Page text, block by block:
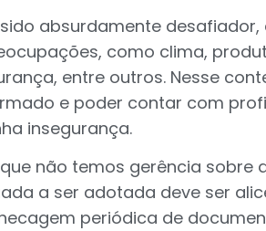
absurdamente
como clima,
entre outros. Nesse
e poder contar com
insegurança.
não temos gerência sobre
a ser adotada deve ser
periódica de